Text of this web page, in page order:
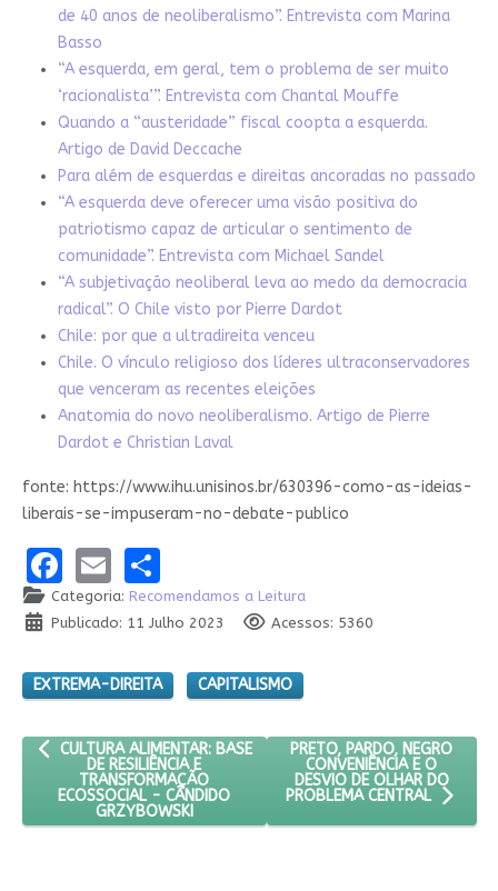
de 40 anos de neoliberalismo”. Entrevista com Marina
Basso
“A esquerda, em geral, tem o problema de ser muito
‘racionalista’”. Entrevista com Chantal Mouffe
Quando a “austeridade” fiscal coopta a esquerda.
Artigo de David Deccache
Para além de esquerdas e direitas ancoradas no passado
“A esquerda deve oferecer uma visão positiva do
patriotismo capaz de articular o sentimento de
comunidade”. Entrevista com Michael Sandel
“A subjetivação neoliberal leva ao medo da democracia
radical”. O Chile visto por Pierre Dardot
Chile: por que a ultradireita venceu
Chile. O vínculo religioso dos líderes ultraconservadores
que venceram as recentes eleições
Anatomia do novo neoliberalismo. Artigo de Pierre
Dardot e Christian Laval
fonte: https://www.ihu.unisinos.br/630396-como-as-ideias-
liberais-se-impuseram-no-debate-publico
Facebook
EmailShare
Categoria: Recomendamos a Leitura
Publicado: 11 Julho 2023
Acessos: 5360
EXTREMA-DIREITA CAPITALISMO
ARTIGO ANTERIOR: CULTURA ALIMENTAR: BASE DE RESILIÊNCIA
CULTURA ALIMENTAR: BASE
DE RESILIÊNCIA E
TRANSFORMAÇÃO
ECOSSOCIAL - CÂNDIDO
GRZYBOWSKI
PRÓXIMO ARTIGO: PRETO,
PRETO, PARDO, NEGRO
CONVENIÊNCIA E O
DESVIO DE OLHAR DO
PROBLEMA CENTRAL